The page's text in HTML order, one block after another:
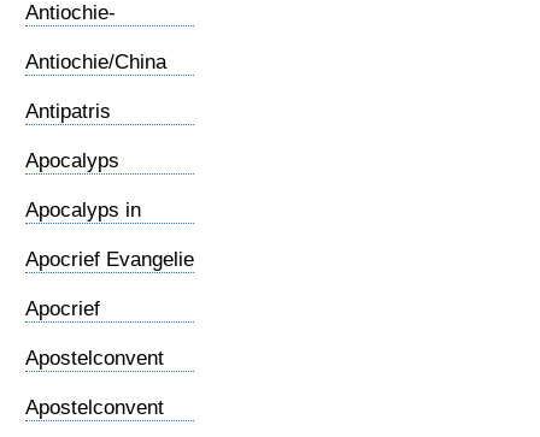
Antiochie-
Antiochie/China
Antipatris
Apocalyps
Apocalyps in
Apocrief Evangelie
Apocrief
Apostelconvent
Apostelconvent